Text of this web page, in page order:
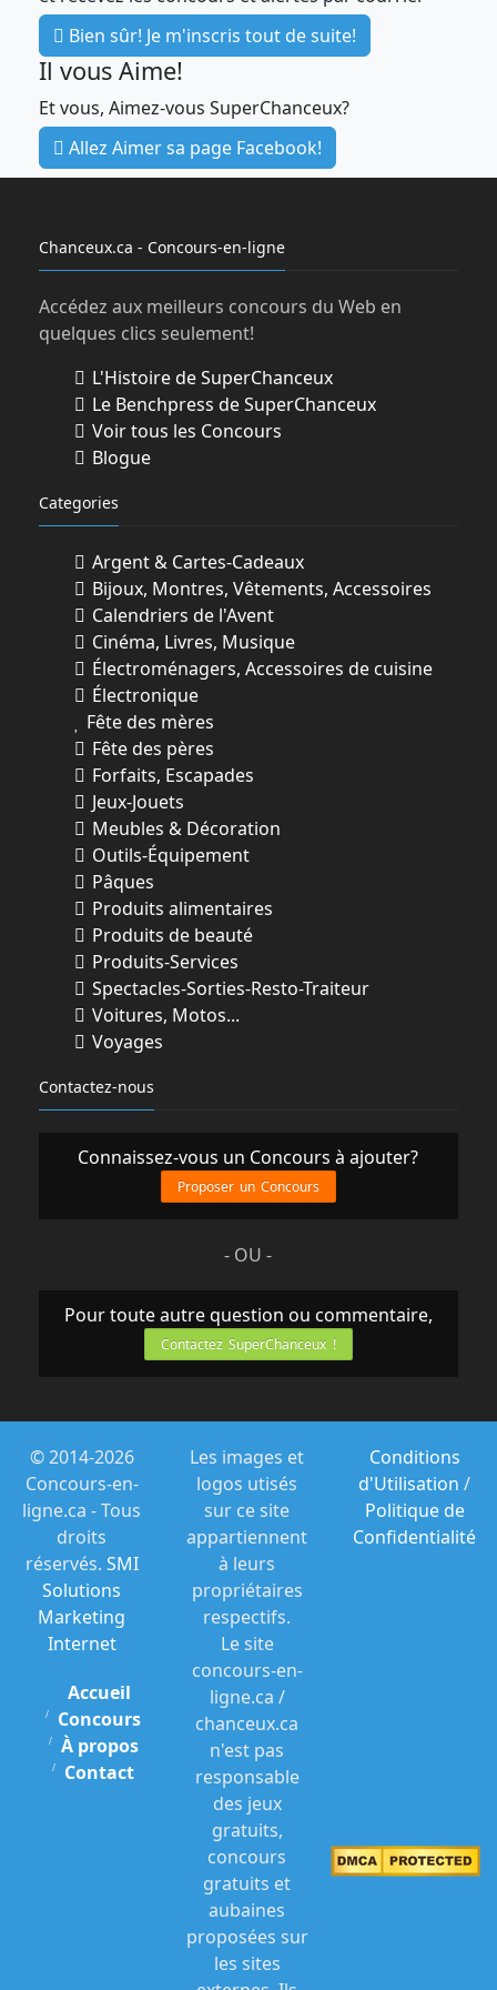
règles sur les concours publicitaires, la
personne gagnante a 30 jours pour
réclamer son prix à partir du moment où
l’équipe de francoischarron.com a
communiquée avec elle pour l’informer
qu’elle est la personne gagnante. Au-delà
du délai de 30 jours, Synonyme Média se
Les employés de Synonyme média inc. et
les employés des entreprises sous-
traitantes collaborant au site
personnes avec qui ils sont domiciliés ne
peuvent participer au concours.
Bien sûr! Je m'inscris tout de suite!
Il vous Aime!
Et vous, Aimez-vous SuperChanceux?
Allez Aimer sa page Facebook!
Chanceux.ca - Concours-en-ligne
Accédez aux meilleurs concours du Web en
quelques clics seulement!
L'Histoire de SuperChanceux
Le Benchpress de SuperChanceux
Voir tous les Concours
Blogue
Categories
Argent & Cartes-Cadeaux
Bijoux, Montres, Vêtements, Accessoires
Calendriers de l'Avent
Cinéma, Livres, Musique
Électroménagers, Accessoires de cuisine
Électronique
Fête des mères
Fête des pères
Forfaits, Escapades
Jeux-Jouets
Meubles & Décoration
Outils-Équipement
Pâques
Produits alimentaires
Produits de beauté
Produits-Services
Spectacles-Sorties-Resto-Traiteur
Voitures, Motos...
Voyages
Contactez-nous
Connaissez-vous un Concours à ajouter?
Proposer un Concours
- OU -
Pour toute autre question ou commentaire,
Contactez SuperChanceux !
© 2014-2026
Concours-en-
ligne.ca - Tous
droits
réservés. SMI
Solutions
Marketing
Internet
Accueil
Concours
À propos
Contact
Les images et
logos utisés
sur ce site
appartiennent
à leurs
propriétaires
respectifs.
Le site
concours-en-
ligne.ca /
chanceux.ca
n'est pas
responsable
des jeux
gratuits,
concours
gratuits et
aubaines
proposées sur
les sites
Conditions
d'Utilisation /
Politique de
Confidentialité